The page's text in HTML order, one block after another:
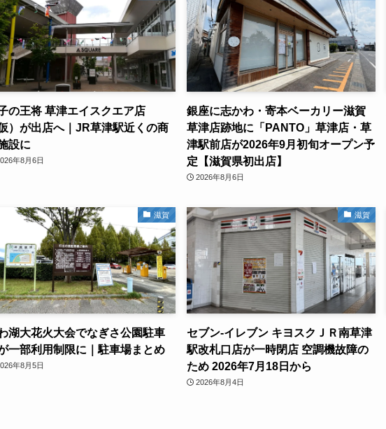
の王将 草津エイスクエア店
）が出店へ｜JR草津駅近くの商
設に
年8月6日
銀座に志かわ・寄本ベーカリー滋賀
草津店跡地に「PANTO」草津店・草
津駅前店が2026年9月初旬オープン予
定【滋賀県初出店】
2026年8月6日
滋賀
湖大花火大会でなぎさ公園駐車
一部利用制限に｜駐車場まとめ
年8月5日
滋賀
セブン-イレブン キヨスクＪＲ南草津
駅改札口店が一時閉店 空調機故障の
ため 2026年7月18日から
2026年8月4日